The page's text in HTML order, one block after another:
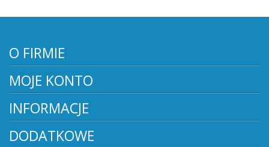
O FIRMIE
MOJE KONTO
INFORMACJE
DODATKOWE